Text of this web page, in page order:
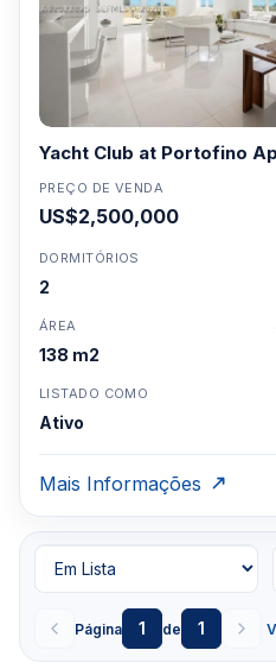
Yacht Club at Portofino
PREÇO DE VENDA
US$2,500,000
DORMITÓRIOS
2
ÁREA
138 m2
LISTADO COMO
Ativo
Mais Informações
Página 1 de 1